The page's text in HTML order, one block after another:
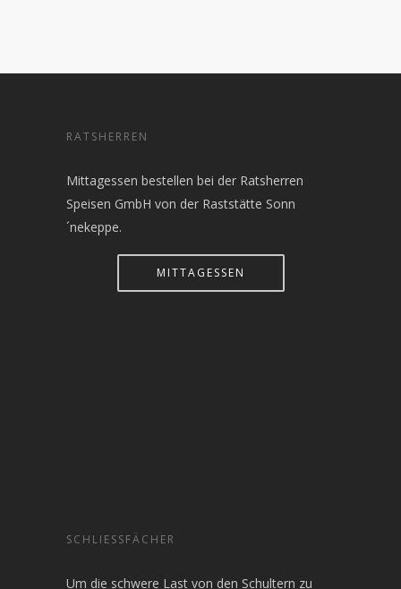
RATSHERREN
Mittagessen bestellen bei der Ratsherren
Speisen GmbH von der Raststätte Sonn
´nekeppe.
MITTAGESSEN
SCHLIESSFÄCHER
Um die schwere Last von den Schultern zu